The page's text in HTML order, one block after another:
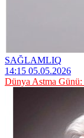
SAĞLAMLIQ
14:15 05.05.2026
Dünya Astma Günü: